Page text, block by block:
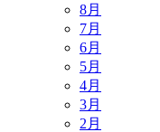
8月
7月
6月
5月
4月
3月
2月